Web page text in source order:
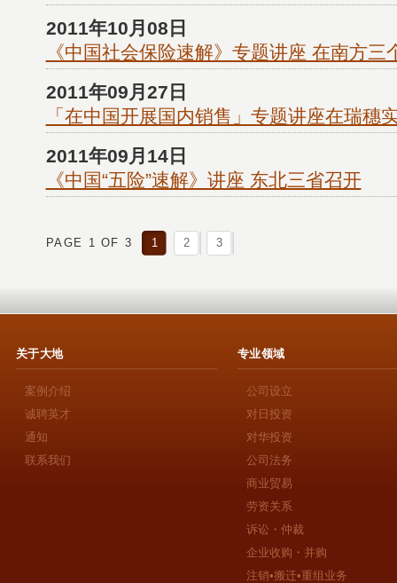
2011年10月08日
《中国社会保险速解》专题讲座 在南方三
2011年09月27日
「在中国开展国内销售」专题讲座在瑞穗
2011年09月14日
《中国“五险”速解》讲座 东北三省召开
PAGE 1 OF 3 1 2 3
关于大地
案例介绍
诚聘英才
通知
联系我们
专业领域
公司设立
对日投资
对华投资
公司法务
商业贸易
劳资关系
诉讼・仲裁
企业收购・并购
注销•搬迁•重组业务